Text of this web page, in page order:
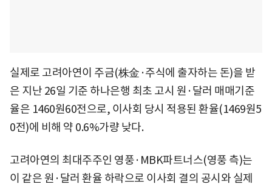
실제로 고려아연이 주금(株金·주식에 출자하는 돈)을 받
은 지난 26일 기준 하나은행 최초 고시 원·달러 매매기준
율은 1460원60전으로, 이사회 당시 적용된 환율(1469원5
0전)에 비해 약 0.6%가량 낮다.
고려아연의 최대주주인 영풍·MBK파트너스(영풍 측)는
이 같은 원·달러 환율 하락으로 이사회 결의 공시와 실제